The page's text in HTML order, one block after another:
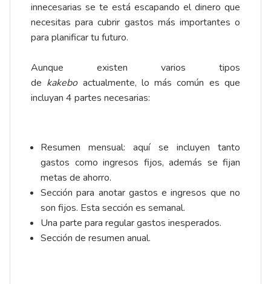
innecesarias se te está escapando el dinero que
necesitas para cubrir gastos más importantes o
para planificar tu futuro.
Aunque existen varios tipos
de kakeboactualmente, lo más común es que
incluyan 4 partes necesarias:
Resumen mensual: aquí se incluyen tanto
gastos como ingresos fijos, además se fijan
metas de ahorro.
Sección para anotar gastos e ingresos que no
son fijos. Esta sección es semanal.
Una parte para regular gastos inesperados.
Sección de resumen anual.